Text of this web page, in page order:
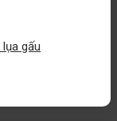
gấu